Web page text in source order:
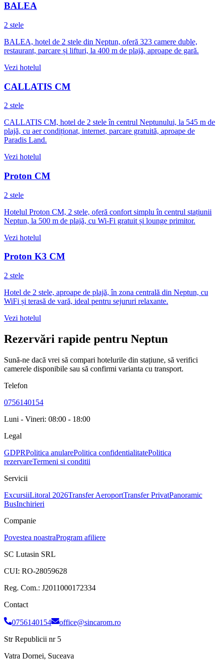
BALEA
2 stele
BALEA, hotel de 2 stele din Neptun, oferă 323 camere duble,
restaurant, parcare și lifturi, la 400 m de plajă, aproape de gară.
Vezi hotelul
CALLATIS CM
2 stele
CALLATIS CM, hotel de 2 stele în centrul Neptunului, la 545 m de
plajă, cu aer condiționat, internet, parcare gratuită, aproape de
Paradis Land.
Vezi hotelul
Proton CM
2 stele
Hotelul Proton CM, 2 stele, oferă confort simplu în centrul stațiunii
Neptun, la 500 m de plajă, cu Wi‑Fi gratuit și lounge primitor.
Vezi hotelul
Proton K3 CM
2 stele
Hotel de 2 stele, aproape de plajă, în zona centrală din Neptun, cu
WiFi și terasă de vară, ideal pentru sejururi relaxante.
Vezi hotelul
Rezervări rapide pentru Neptun
Sună-ne dacă vrei să compari hotelurile din stațiune, să verifici
camerele disponibile sau să confirmi varianta cu transport.
Telefon
0756140154
Luni - Vineri: 08:00 - 18:00
Legal
GDPRPolitica anularePolitica confidentialitatePolitica
rezervareTermeni si conditii
Servicii
ExcursiiLitoral 2026Transfer AeroportTransfer PrivatPanoramic
BusInchirieri
Companie
Povestea noastraProgram afiliere
SC Lutasin SRL
CUI: RO-28059628
Reg. Com.: J2011000172334
Contact
0756140154
office@sincarom.ro
Str Republicii nr 5
Vatra Dornei, Suceava